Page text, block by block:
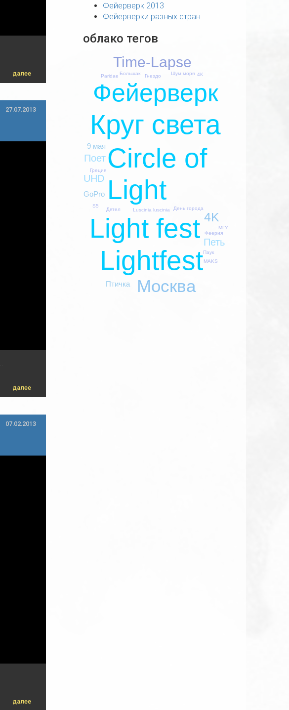
далее
27.07.2013
далее
07.02.2013
далее
Фейерверк 2013
Фейерверки разных стран
облако тегов
Circle of
Light
Круг света
Light fest
Lightfest
Фейерверк
Москва
Time-Lapse
4K
UHD
Поет
Петь
GoPro
Птичка
9 мая
Luscinia luscinia
Гнездо
Дятел
Шум моря
S5
Большак
МГУ
Феерия
4К
Греция
День города
Paridae
MAKS
Паук